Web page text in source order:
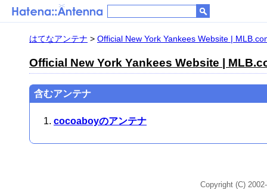
はてなアンテナ > Official New York Yankees Website |
Official New York Yankees Website |
含むアンテナ
cocoaboyのアンテナ
Copyright (C)